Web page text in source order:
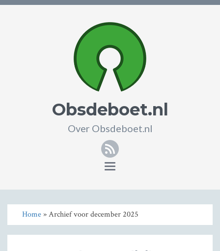
Obsdeboet.nl
Over Obsdeboet.nl
RSS
Toggle
Home» Archief voor december 2025